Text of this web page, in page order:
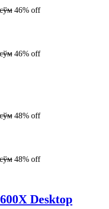
сўм 46% off
сўм 46% off
сўм 48% off
сўм 48% off
Desktop